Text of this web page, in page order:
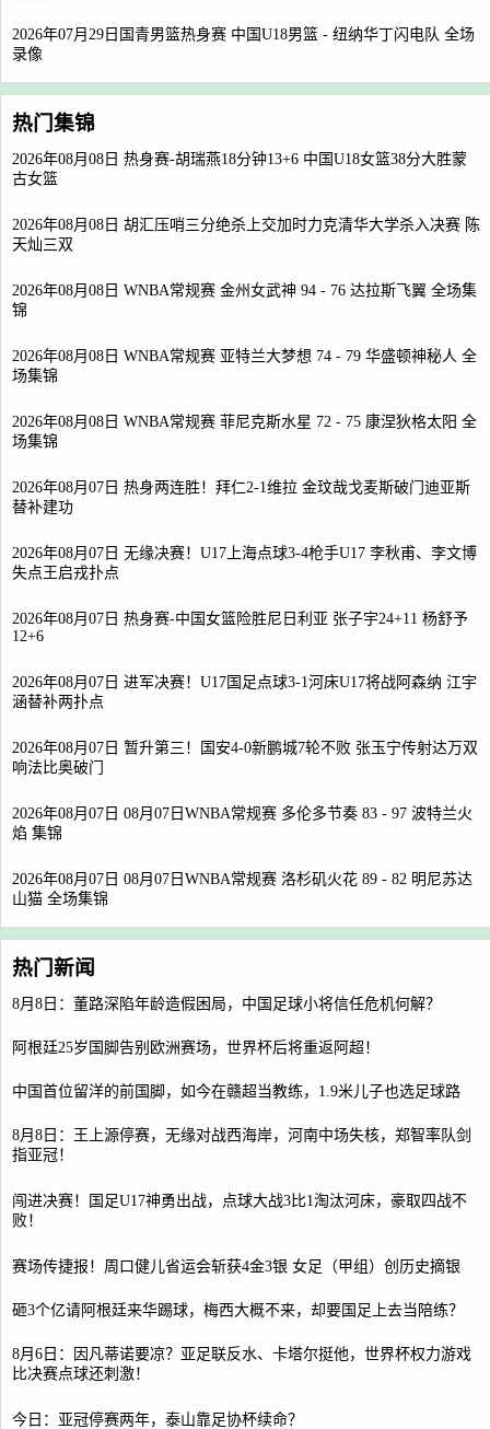
2026年07月29日国青男篮热身赛 中国U18男篮 - 纽纳华丁闪电队 全场
录像
热门集锦
2026年08月08日 热身赛-胡瑞燕18分钟13+6 中国U18女篮38分大胜蒙
古女篮
2026年08月08日 胡汇压哨三分绝杀上交加时力克清华大学杀入决赛 陈
天灿三双
2026年08月08日 WNBA常规赛 金州女武神 94 - 76 达拉斯飞翼 全场集
锦
2026年08月08日 WNBA常规赛 亚特兰大梦想 74 - 79 华盛顿神秘人 全
场集锦
2026年08月08日 WNBA常规赛 菲尼克斯水星 72 - 75 康涅狄格太阳 全
场集锦
2026年08月07日 热身两连胜！拜仁2-1维拉 金玟哉戈麦斯破门迪亚斯
替补建功
2026年08月07日 无缘决赛！U17上海点球3-4枪手U17 李秋甫、李文博
失点王启戎扑点
2026年08月07日 热身赛-中国女篮险胜尼日利亚 张子宇24+11 杨舒予
12+6
2026年08月07日 进军决赛！U17国足点球3-1河床U17将战阿森纳 江宇
涵替补两扑点
2026年08月07日 暂升第三！国安4-0新鹏城7轮不败 张玉宁传射达万双
响法比奥破门
2026年08月07日 08月07日WNBA常规赛 多伦多节奏 83 - 97 波特兰火
焰 集锦
2026年08月07日 08月07日WNBA常规赛 洛杉矶火花 89 - 82 明尼苏达
山猫 全场集锦
热门新闻
8月8日：董路深陷年龄造假困局，中国足球小将信任危机何解？
阿根廷25岁国脚告别欧洲赛场，世界杯后将重返阿超！
中国首位留洋的前国脚，如今在赣超当教练，1.9米儿子也选足球路
8月8日：王上源停赛，无缘对战西海岸，河南中场失核，郑智率队剑
指亚冠！
闯进决赛！国足U17神勇出战，点球大战3比1淘汰河床，豪取四战不
败！
赛场传捷报！周口健儿省运会斩获4金3银 女足（甲组）创历史摘银
砸3个亿请阿根廷来华踢球，梅西大概不来，却要国足上去当陪练？
8月6日：因凡蒂诺要凉？亚足联反水、卡塔尔挺他，世界杯权力游戏
比决赛点球还刺激！
今日：亚冠停赛两年，泰山靠足协杯续命？